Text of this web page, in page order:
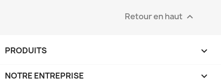
Retour en haut 
PRODUITS 
NOTRE ENTREPRISE 